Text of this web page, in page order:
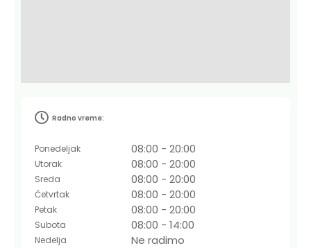
Radno vreme:
Ponedeljak
Utorak
Sreda
Četvrtak
Petak
Subota
Nedelja
08:00 - 20:00
08:00 - 20:00
08:00 - 20:00
08:00 - 20:00
08:00 - 20:00
08:00 - 14:00
Ne radimo